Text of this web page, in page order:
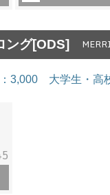
ング[ODS]
3,000 大学生・高